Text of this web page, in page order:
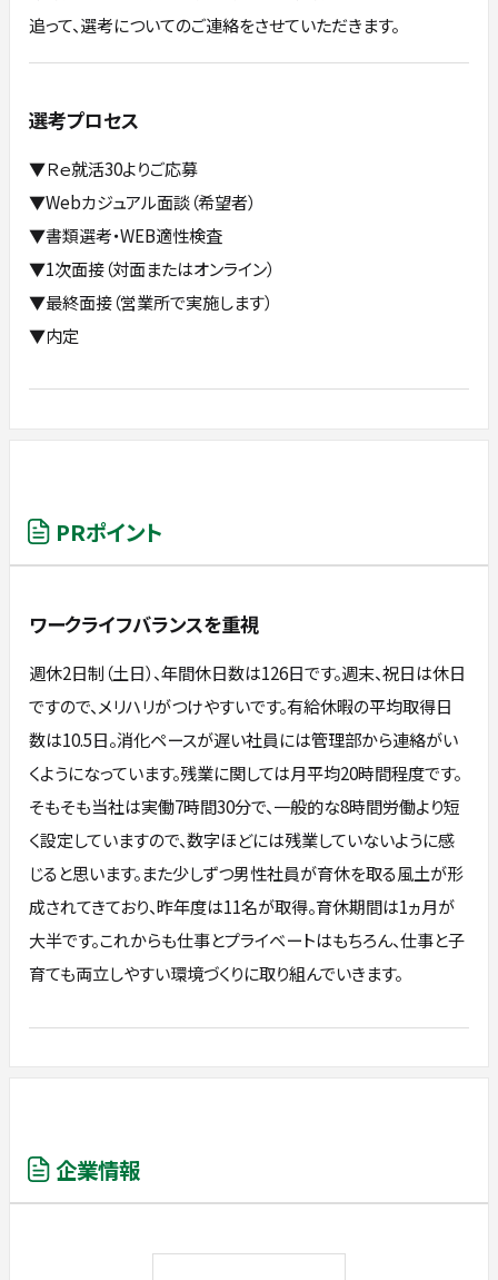
追って、選考についてのご連絡をさせていただきます。
選考プロセス
▼Ｒｅ就活30よりご応募
▼Webカジュアル面談（希望者）
▼書類選考・WEB適性検査
▼1次面接（対面またはオンライン）
▼最終面接（営業所で実施します）
▼内定
PRポイント
ワークライフバランスを重視
週休2日制（土日）、年間休日数は126日です。週末、祝日は休日
ですので、メリハリがつけやすいです。有給休暇の平均取得日
数は10.5日。消化ペースが遅い社員には管理部から連絡がい
くようになっています。残業に関しては月平均20時間程度です。
そもそも当社は実働7時間30分で、一般的な8時間労働より短
く設定していますので、数字ほどには残業していないように感
じると思います。また少しずつ男性社員が育休を取る風土が形
成されてきており、昨年度は11名が取得。育休期間は1ヵ月が
大半です。これからも仕事とプライベートはもちろん、仕事と子
育ても両立しやすい環境づくりに取り組んでいきます。
企業情報